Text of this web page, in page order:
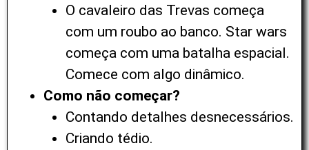
O cavaleiro das Trevas começa
com um roubo ao banco. Star wars
começa com uma batalha espacial.
Comece com algo dinâmico.
Como não começar?
Contando detalhes desnecessários.
Criando tédio.